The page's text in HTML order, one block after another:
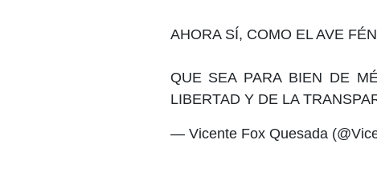
AHORA SÍ, COMO EL AVE
QUE SEA PARA BIEN DE
LIBERTAD Y DE LA
— Vicente Fox Quesada